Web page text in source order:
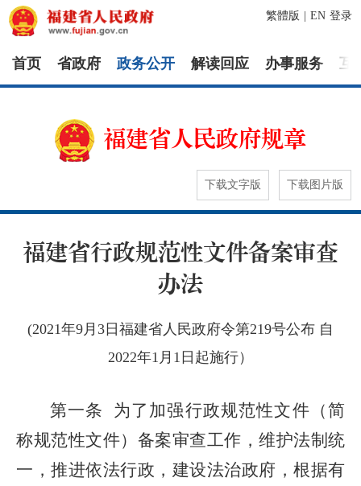
登录
繁體版 EN
首页 省政府 政务公开 解读回应 办事服务 互
福建省人民政府规章
下载文字版 下载图片版
福建省行政规范性文件备案审查
办法
(2021年9月3日福建省人民政府令第219号公布 自
2022年1月1日起施行）
第一条
为了加强行政规范性文件（简
称规范性文件）备案审查工作，维护法制统
一，推进依法行政，建设法治政府，根据有